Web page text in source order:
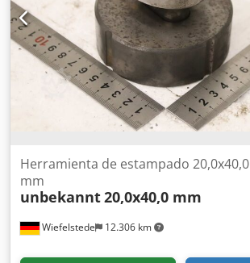
Wiefelstede 12.306 km
Herramienta de estampado 20,0x40,0
mm
unbekannt20,0x40,0 mm